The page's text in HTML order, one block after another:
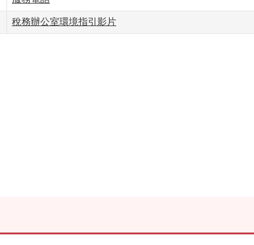
稅務辦公室環境指引影片